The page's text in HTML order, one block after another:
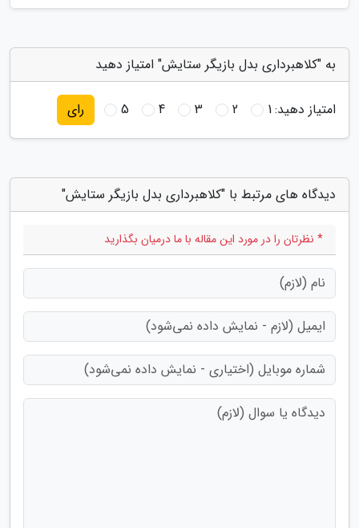
به "کلاهبرداری بدل بازیگر ستایش" امتیاز دهید
امتیاز دهید:1
2
3
4
5 رای
دیدگاه های مرتبط با "کلاهبرداری بدل بازیگر ستایش"
* نظرتان را در مورد این مقاله با ما درمیان بگذارید